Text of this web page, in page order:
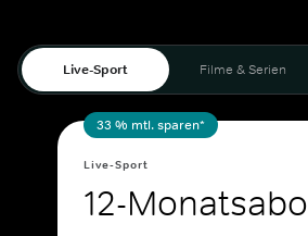
Live-Sport Filme & Serien
33 % mtl. sparen*
Live-Sport
12-Monatsabo